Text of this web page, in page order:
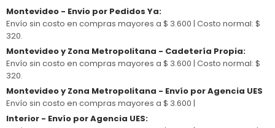
Montevideo - Envio por Pedidos Ya:
Envío sin costo en compras mayores a $ 3.600 | Costo normal: $
320.
Montevideo y Zona Metropolitana - Cadetería Propia:
Envío sin costo en compras mayores a $ 3.600 | Costo normal: $
320.
Montevideo y Zona Metropolitana - Envío por Agencia UES
Envío sin costo en compras mayores a $ 3.600 |
Interior - Envío por Agencia UES: